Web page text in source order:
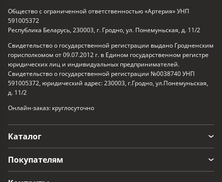
Общество с ограниченной ответственностью «Артерия» УНП
591005372
Республика Беларусь, 230003, г. Гродно, ул. Понемуньская, д. 11/2
Свидетельство о государственной регистрации выдано Гродненским
горисполкомом от 09.07.2012 г. в Едином государственном регистре
юридических лиц и индивидуальных предпринимателей.
Свидетельство о государственной регистрации №0038740 УНП
591005372, юридический адрес: 230003, г.Гродно, ул.Понемуньская,
д. 11/2
Онлайн-заказ: круглосуточно
Каталог
Покупателям